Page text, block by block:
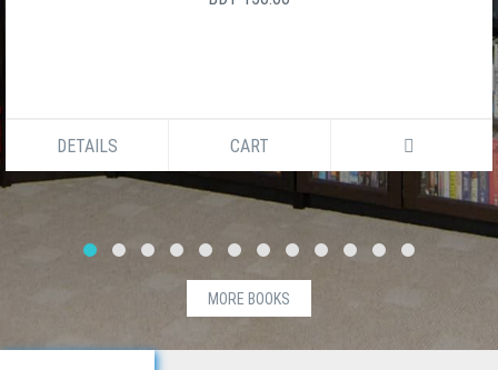
DETAILS CART
MORE BOOKS